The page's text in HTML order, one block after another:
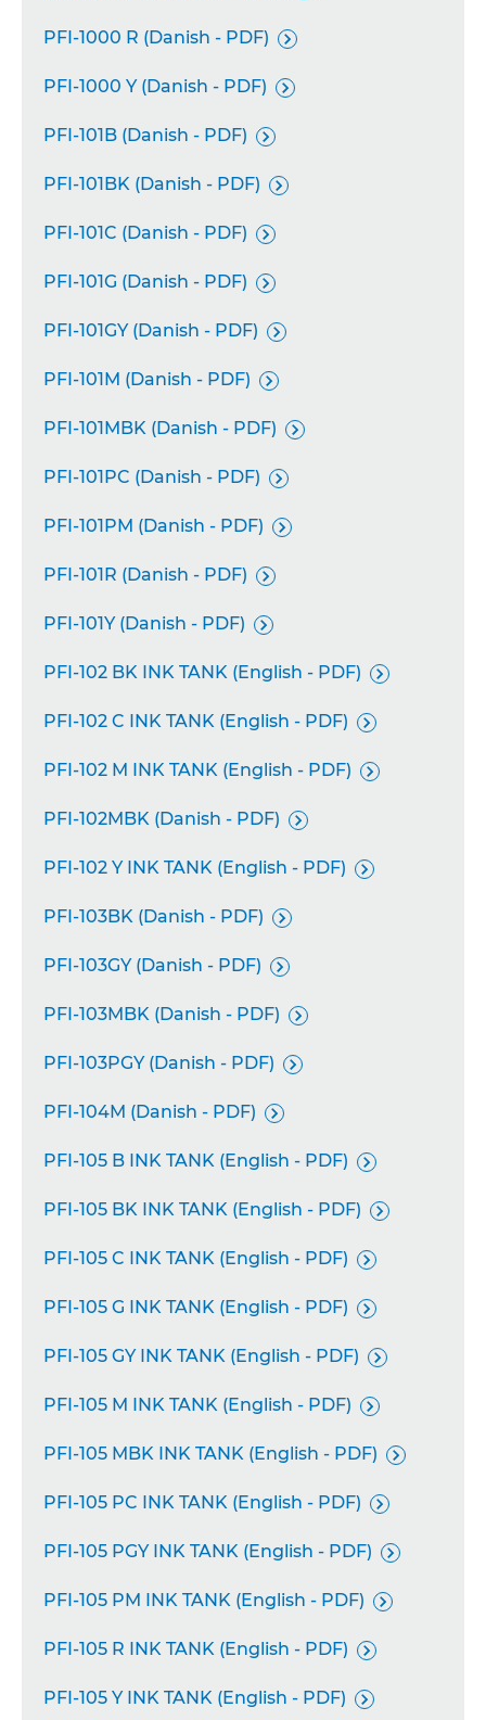
PFI-1000 R (Danish - PDF) 
PFI-1000 Y (Danish - PDF) 
PFI-101B (Danish - PDF) 
PFI-101BK (Danish - PDF) 
PFI-101C (Danish - PDF) 
PFI-101G (Danish - PDF) 
PFI-101GY (Danish - PDF) 
PFI-101M (Danish - PDF) 
PFI-101MBK (Danish - PDF) 
PFI-101PC (Danish - PDF) 
PFI-101PM (Danish - PDF) 
PFI-101R (Danish - PDF) 
PFI-101Y (Danish - PDF) 
PFI-102 BK INK TANK (English - PDF) 
PFI-102 C INK TANK (English - PDF) 
PFI-102 M INK TANK (English - PDF) 
PFI-102MBK (Danish - PDF) 
PFI-102 Y INK TANK (English - PDF) 
PFI-103BK (Danish - PDF) 
PFI-103GY (Danish - PDF) 
PFI-103MBK (Danish - PDF) 
PFI-103PGY (Danish - PDF) 
PFI-104M (Danish - PDF) 
PFI-105 B INK TANK (English - PDF) 
PFI-105 BK INK TANK (English - PDF) 
PFI-105 C INK TANK (English - PDF) 
PFI-105 G INK TANK (English - PDF) 
PFI-105 GY INK TANK (English - PDF) 
PFI-105 M INK TANK (English - PDF) 
PFI-105 MBK INK TANK (English - PDF) 
PFI-105 PC INK TANK (English - PDF) 
PFI-105 PGY INK TANK (English - PDF) 
PFI-105 PM INK TANK (English - PDF) 
PFI-105 R INK TANK (English - PDF) 
PFI-105 Y INK TANK (English - PDF) 